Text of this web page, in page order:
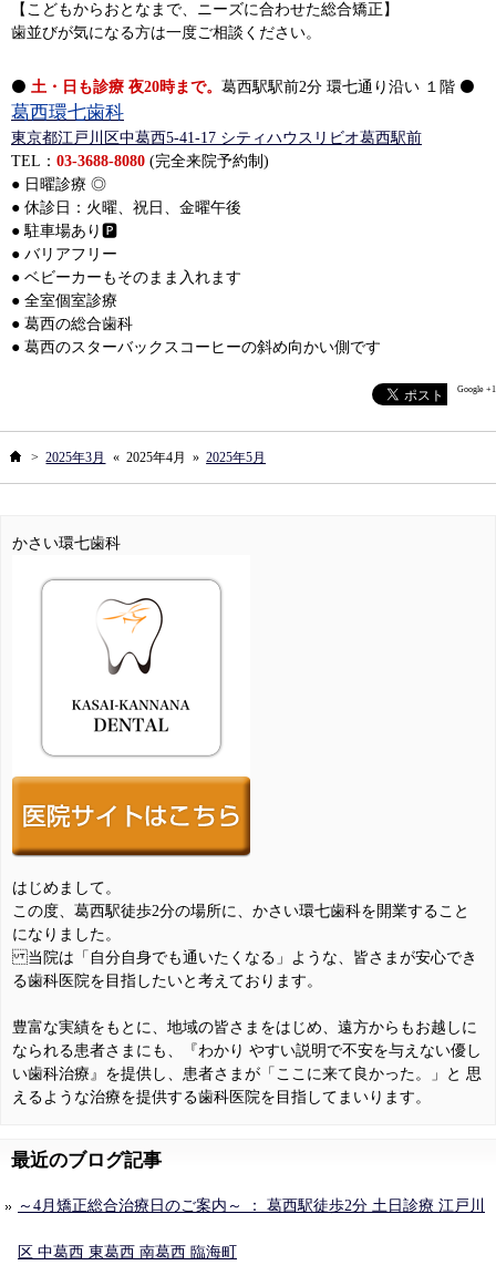
【こどもからおとなまで、ニーズに合わせた総合矯正】
歯並びが気になる方は一度ご相談ください。
⚫ 土・日も診療 夜20時まで。 葛西駅駅前2分 環七通り沿い １階 ⚫
葛西環七歯科
東京都江戸川区中葛西5-41-17 シティハウスリビオ葛西駅前
TEL： 03-3688-8080 (完全来院予約制)
● 日曜診療 ◎
● 休診日：火曜、祝日、金曜午後
● 駐車場あり🅿️
● バリアフリー
● ベビーカーもそのまま入れます
● 全室個室診療
● 葛西の総合歯科
● 葛西のスターバックスコーヒーの斜め向かい側です
Google +1
ホーム
> 2025年3月 « 2025年4月 » 2025年5月
かさい環七歯科
はじめまして。
この度、葛西駅徒歩2分の場所に、かさい環七歯科を開業すること
になりました。
当院は「自分自身でも通いたくなる」ような、皆さまが安心でき
る歯科医院を目指したいと考えております。
豊富な実績をもとに、地域の皆さまをはじめ、遠方からもお越しに
なられる患者さまにも、『わかり やすい説明で不安を与えない優し
い歯科治療』を提供し、患者さまが「ここに来て良かった。」と 思
えるような治療を提供する歯科医院を目指してまいります。
最近のブログ記事
～4月矯正総合治療日のご案内～ ： 葛西駅徒歩2分 土日診療 江戸川
区 中葛西 東葛西 南葛西 臨海町